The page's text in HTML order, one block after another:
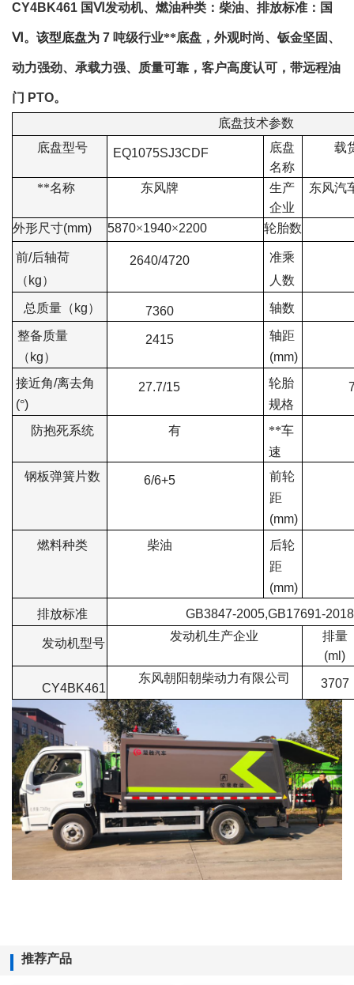
CY4BK461 国Ⅵ发动机、燃油种类：柴油、排放标准：国
Ⅵ 。 该型底盘为 7 吨级行业**底盘，外观时尚、钣金坚固、
动力强劲、承载力强、质量可靠，客户高度认可，带远程油
门 PTO。
底盘技术参数
底盘型号
EQ1075SJ3CDF
底盘
名称
载
**名称 东风牌
生产
企业
东风汽
外形尺寸(mm) 5870×1940×2200 轮胎数
前/后轴荷
（ kg）
2640/4720
准乘
人数
总质量（ kg） 7360 轴数
整备质量
（ kg）
2415
轴距
(mm)
接近角/离去角
(°)
27.7/15
轮胎
规格
防抱死系统 有
**车
速
钢板弹簧片数
6/6+5
前轮
距
(mm)
燃料种类
柴油
后轮
距
(mm)
排放标准
GB3847-2005,GB17691-
发动机型号
发动机生产企业
排量
(ml)
CY4BK461
东风朝阳朝柴动力有限公司 3707
推荐产品